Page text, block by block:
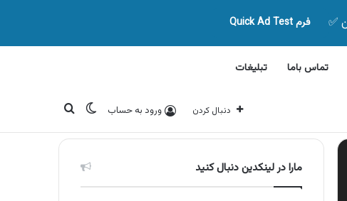
فرم Quick Ad Test
تماس باما تبلیغات
دنبال کردن ورود به حساب تغییر پوسته
جستجو برای
مارا در لینکدین دنبال کنید